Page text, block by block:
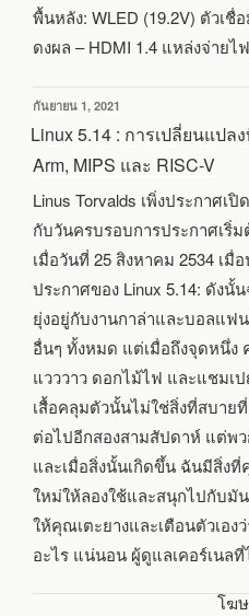
พื้นหลัง: WLED (19.2V) ตัวเ
ดงผล – HDMI 1.4 แหล่งจ่าย
เขียน
วัน
กันยายน 1, 2021
Linux 5.14 : การเปลี่ยนแปล
Arm, MIPS และ RISC-V
Linus Torvalds เพิ่งประกาศเ
กับวันครบรอบการประกาศเริ่ม
เมื่อวันที่ 25 สิงหาคม 2534 เ
ประกาศของ Linux 5.14: ดัง
ยุ่งอยู่กับงานกาล่าและบอลแฟ
อื่นๆ ทั้งหมด แต่เมื่อถึงจุดหนึ่ง
แวววาว ดอกไม้ไฟ และแชมเ
เสื้อคลุมตัวนั้นไม่ใช่สิ่งที่สบาย
ต่อไปอีกสองสามสัปดาห์ แต่
และเมื่อสิ่งนั้นเกิดขึ้น ฉันมีสิ่งที่
ใหม่ให้ลองใช้และสนุกไปกับมั
ให้คุณเตะยางและเตือนตัวเอง
อะไร แน่นอน ผู้ดูแลเคอร์เนล
โฆ